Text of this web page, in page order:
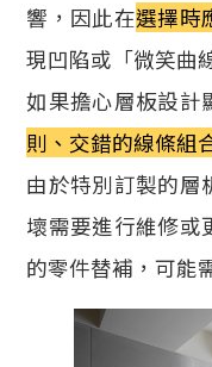
響，因此在選擇時
現凹陷或「微笑曲
如果擔心層板設計
則、交錯的線條組
由於特別訂製的層
壞需要進行維修或
的零件替補，可能